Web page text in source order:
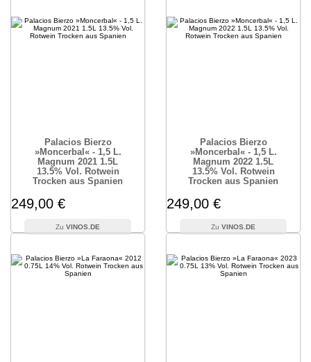
Palacios Bierzo
»Moncerbal« - 1,5 L.
Magnum 2021 1.5L
13.5% Vol. Rotwein
Trocken aus Spanien
249,00 €
VINOS.DE
Palacios Bierzo
»Moncerbal« - 1,5 L.
Magnum 2022 1.5L
13.5% Vol. Rotwein
Trocken aus Spanien
249,00 €
VINOS.DE